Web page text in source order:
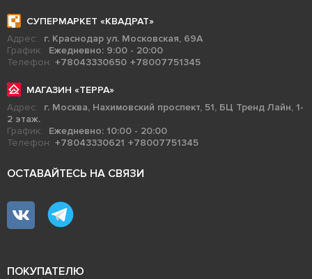
СУПЕРМАРКЕТ «КВАДРАТ»
Адрес:
г. Краснодар ул. Московская, 69А
График:
Ежедневно: 9:00 - 20:00
Телефон: +78043330650 +78007751345
МАГАЗИН «ТЕРРА»
Адрес:
г. Москва, Нахимовский проспект, 51, БЦ Тренд Лайн, 1-
2 этаж.
График:
Ежедневно: 10:00 - 20:00
Телефон: +78043330621 +78007751345
ОСТАВАЙТЕСЬ НА СВЯЗИ
ПОКУПАТЕЛЮ